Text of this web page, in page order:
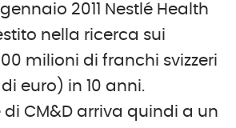
2011 Nestlé Health
nella ricerca sui
milioni di franchi svizzeri
euro) in 10 anni.
di CM&D arriva quindi a un